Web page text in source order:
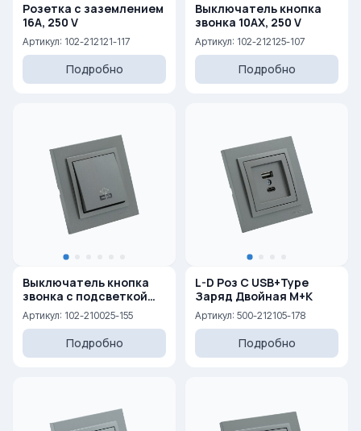
Розетка с заземлением
16A, 250 V
Артикул: 102-212121-117
Подробно
Выключатель кнопка
звонка 10AX, 250 V
Артикул: 102-212125-107
Подробно
Выключатель кнопка
звонка с подсветкой
10AX, 250 V
Артикул: 102-210025-155
Подробно
L-D Роз С USB+Type
Заряд Двойная М+К
Артикул: 500-212105-178
Подробно